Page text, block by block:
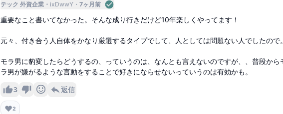
テック 外資企業 ixDwwY 7ヶ月前
重要なこと書いてなかった。そんな成り行きだけど10年楽しくやってます！
元々、付き合う人自体をかなり厳選するタイプでして、人としては問題ない人でしたので。
モラ男に豹変したらどうするの、っていうのは、なんとも言えないのですが、、普段から
ラ男が嫌がるような言動をすることで好きにならせないっていうのは有効かも。
3 返信
❤️2